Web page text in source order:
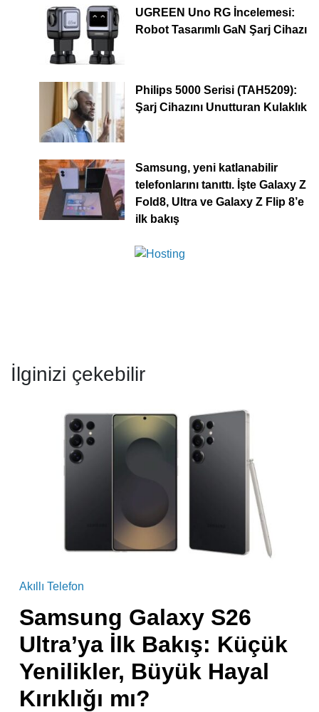
UGREEN Uno RG İncelemesi:
Robot Tasarımlı GaN Şarj Cihazı
Philips 5000 Serisi (TAH5209):
Şarj Cihazını Unutturan Kulaklık
Samsung, yeni katlanabilir
telefonlarını tanıttı. İşte Galaxy Z
Fold8, Ultra ve Galaxy Z Flip 8’e
ilk bakış
İlginizi çekebilir
Akıllı Telefon
Samsung Galaxy S26
Ultra’ya İlk Bakış: Küçük
Yenilikler, Büyük Hayal
Kırıklığı mı?